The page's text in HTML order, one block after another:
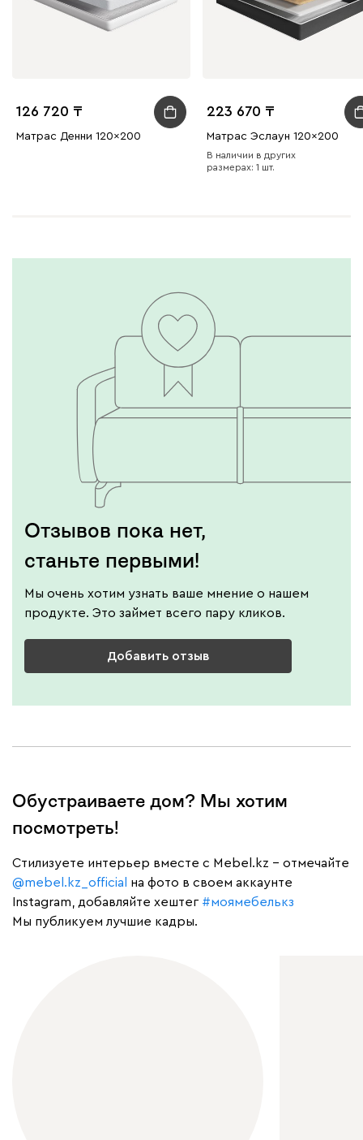
126 720
Матрас Денни 120x200
223 670
Матрас Эслаун 120x200
В наличии в других
размерах: 1 шт.
Отзывов пока нет,
станьте первыми!
Мы очень хотим узнать ваше мнение о нашем
продукте. Это займет всего пару кликов.
Добавить отзыв
Обустраиваете дом? Мы хотим
посмотреть!
Cтилизуете интерьер вместе с Mebel.kz – отмечайте
@mebel.kz_official
на фото в своем аккаунте
Instagram, добавляйте хештег #моямебелькз
Мы публикуем лучшие кадры.